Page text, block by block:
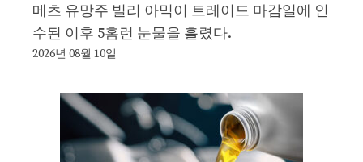
메츠 유망주 빌리 아믹이 트레이드 마감일에 인
수된 이후 5홈런 눈물을 흘렸다.
2026년 08월 10일